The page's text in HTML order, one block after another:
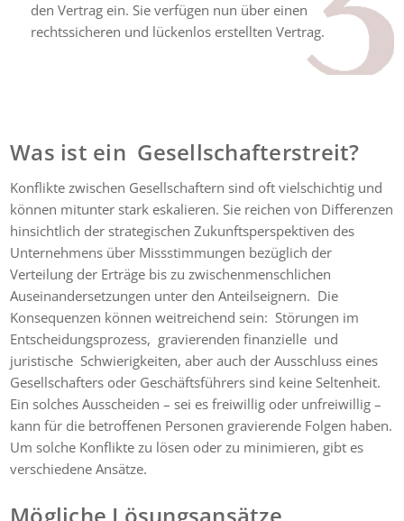
den Vertrag ein. Sie verfügen nun über einen
rechtssicheren und lückenlos erstellten Vertrag.
Was ist ein Gesellschafterstreit?
Konflikte zwischen Gesellschaftern sind oft vielschichtig und
können mitunter stark eskalieren. Sie reichen von Differenzen
hinsichtlich der strategischen Zukunftsperspektiven des
Unternehmens über Missstimmungen bezüglich der
Verteilung der Erträge bis zu zwischenmenschlichen
Auseinandersetzungen unter den Anteilseignern. Die
Konsequenzen können weitreichend sein: Störungen im
Entscheidungsprozess, gravierenden finanzielle und
juristische Schwierigkeiten, aber auch der Ausschluss eines
Gesellschafters oder Geschäftsführers sind keine Seltenheit.
Ein solches Ausscheiden – sei es freiwillig oder unfreiwillig –
kann für die betroffenen Personen gravierende Folgen haben.
Um solche Konflikte zu lösen oder zu minimieren, gibt es
verschiedene Ansätze.